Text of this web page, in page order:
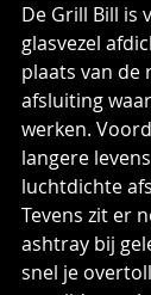
De Grill Bill is
glasvezel
plaats van de
afsluiting
werken.
langere
luchtdichte
Tevens zit er
ashtray bij
snel je